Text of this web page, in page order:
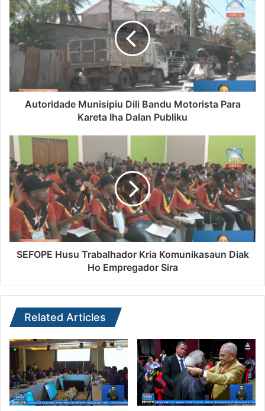
Autoridade Munisipiu Dili Bandu Motorista Para
Kareta Iha Dalan Publiku
SEFOPE Husu Trabalhador Kria Komunikasaun Diak
Ho Empregador Sira
Related Articles